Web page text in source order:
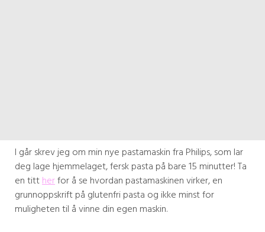
I går skrev jeg om min nye pastamaskin fra Philips, som lar
deg lage hjemmelaget, fersk pasta på bare 15 minutter! Ta
en tittherfor å se hvordan pastamaskinen virker, en
grunnoppskrift på glutenfri pasta og ikke minst for
muligheten til å vinne din egen maskin.